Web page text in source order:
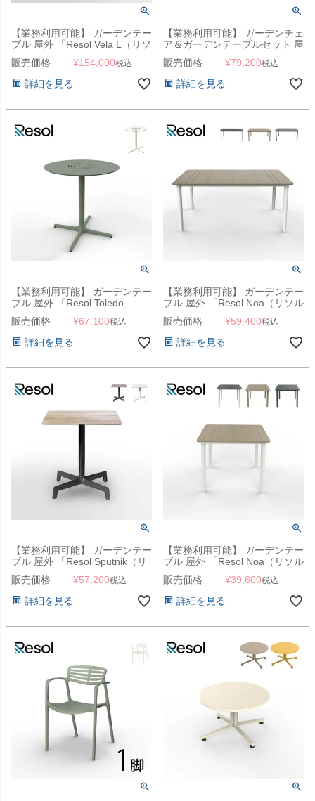
【業務利用可能】 ガーデンテー
ブル 屋外 「Resol Vela L（リソ
ル ヴェラ エル テーブル
180cm×90cm）」ダイニングテ
ーブル
販売価格 ¥154,000税込
詳細を見る
【業務利用可能】 ガーデンチェ
ア＆ガーデンテーブルセット 屋
外 「Resol Noa リソル ノア テ
ーブル 90×90 ＆ Ona オナ アー
ムチェア 3点セット」
販売価格 ¥79,200税込
詳細を見る
【業務利用可能】 ガーデンテー
ブル 屋外 「Resol Toledo
AIRE（リソル トレド エア ラウ
ンドテーブル 70cm）」カフェ
テーブル
販売価格 ¥67,100税込
詳細を見る
【業務利用可能】 ガーデンテー
ブル 屋外 「Resol Noa（リソル
ノア テーブル
160cm×90cm）」
販売価格 ¥59,400税込
詳細を見る
【業務利用可能】 ガーデンテー
ブル 屋外 「Resol Sputnik（リ
ソル スプートニック スクエア
テーブル 70cm×70cm）」カフ
ェテーブル
販売価格 ¥57,200税込
詳細を見る
【業務利用可能】 ガーデンテー
ブル 屋外 「Resol Noa（リソル
ノア テーブル 90cm×90cm）」
販売価格 ¥39,600税込
詳細を見る